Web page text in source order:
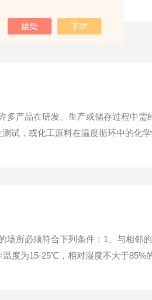
多产品在研发、生产或储存过程中
试，或化工原料在温度循环中的化
所必须符合下列条件：1、与相邻
度为15-25℃，相对湿度不大于85%